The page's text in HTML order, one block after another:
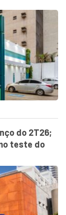
do 2T26;
teste do